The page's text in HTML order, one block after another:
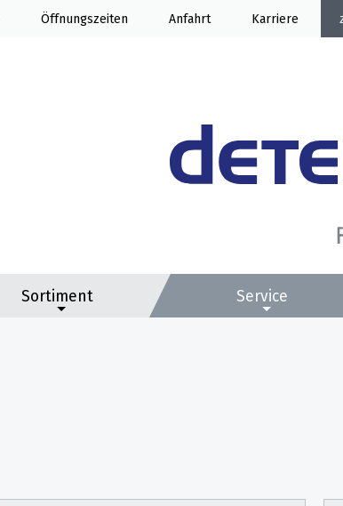
Öffnung Anfahrt Karriere
Sortiment Service